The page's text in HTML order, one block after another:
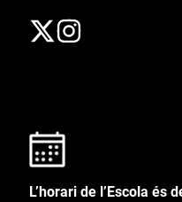
L’horari de l’Escola és